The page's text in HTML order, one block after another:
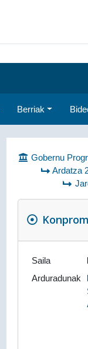
Berriak
Gobernu
Ardatza
Saila
Arduradunak